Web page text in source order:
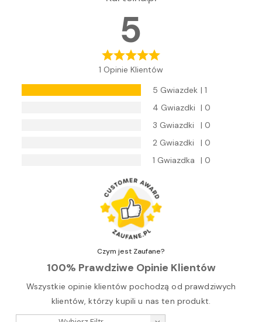
5
1 Opinie Klientów
5 Gwiazdek | 1
4 Gwiazdki | 0
3 Gwiazdki
| 0
2 Gwiazdki
| 0
1 Gwiazdka
| 0
Czym jest Zaufane?
100% Prawdziwe Opinie Klientów
Wszystkie opinie klientów pochodzą od prawdziwych
klientów, którzy kupili u nas ten produkt.